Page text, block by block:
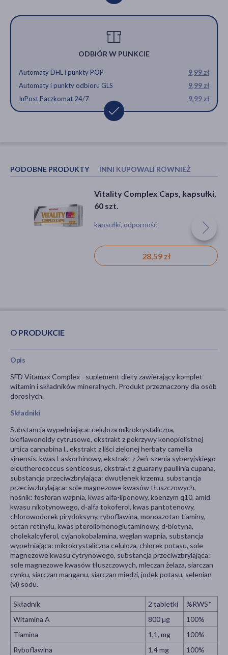
ODBIÓR W PUNKCIE
Automaty DHL i punkty POP
9,99 zł
Automaty i punkty odbioru GLS
9,99 zł
InPost Paczkomat 24/7
9,99 zł
PODOBNE PRODUKTY INNI KUPOWALI RÓWNIEŻ
Vitality Complex Caps, kapsułki,
60 szt.
kapsułki, odporność
28,59 zł
SFD Omega 3 strong, kapsułki,
90 szt.
kapsułki
34,49 zł
O PRODUKCIE
Opis
SFD Vitamax Complex - suplement diety zawierający komplet
witamin i składników mineralnych. Produkt przeznaczony dla osób
dorosłych.
Składniki
Substancja wypełniająca: celuloza mikrokrystaliczna,
bioflawonoidy cytrusowe, ekstrakt z pokrzywy konopiolistnej
urtica cannabina l., ekstrakt z liści zielonej herbaty camellia
sinensis, kwas l-askorbinowy, ekstrakt z żeń-szenia syberyjskiego
eleutherococcus senticosus, ekstrakt z guarany paullinia cupana,
substancja przeciwzbrylająca: dwutlenek krzemu, substancja
przeciwzbrylająca: sole magnezowe kwasów tłuszczowych,
nośnik: fosforan wapnia, kwas alfa-liponowy, koenzym q10, amid
kwasu nikotynowego, d-alfa tokoferol, kwas pantotenowy,
chlorowodorek pirydoksyny, ryboflawina, monoazotan tiaminy,
octan retinylu, kwas pteroilomonoglutaminowy, d-biotyna,
cholekalcyferol, cyjanokobalamina, węglan wapnia, substancja
wypełniająca: mikrokrystaliczna celuloza, chlorek potasu, sole
magnezowe kwasu cytrynowego, substancja przeciwzbrylająca:
sole magnezowe kwasów tłuszczowych, mleczan żelaza, siarczan
cynku, siarczan manganu, siarczan miedzi, jodek potasu, selenian
(vi) sodu.
Składnik 2 tabletki
%RWS*
Witamina A
800 µg
100%
Tiamina
1,1, mg
100%
Ryboflawina
1,4 mg
100%